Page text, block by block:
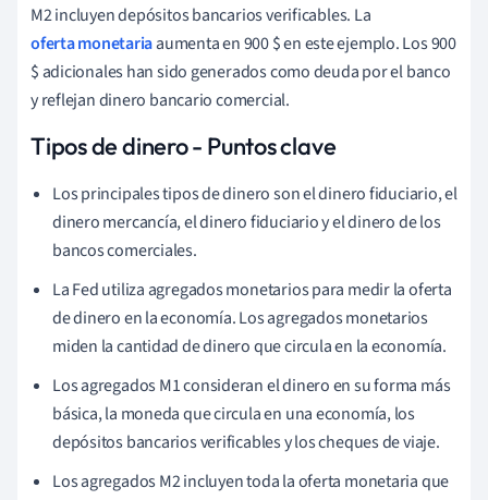
M2 incluyen depósitos bancarios verificables. La
oferta monetariaaumenta en 900 $ en este ejemplo. Los 900
$ adicionales han sido generados como deuda por el banco
y reflejan dinero bancario comercial.
Tipos de dinero - Puntos clave
Los principales tipos de dinero son el dinero fiduciario, el
dinero mercancía, el dinero fiduciario y el dinero de los
bancos comerciales.
La Fed utiliza agregados monetarios para medir la oferta
de dinero en la economía. Los agregados monetarios
miden la cantidad de dinero que circula en la economía.
Los agregados M1 consideran el dinero en su forma más
básica, la moneda que circula en una economía, los
depósitos bancarios verificables y los cheques de viaje.
Los agregados M2 incluyen toda la oferta monetaria que